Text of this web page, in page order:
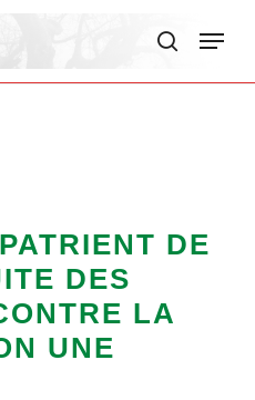
Menu
DE
DES
LA
UNE